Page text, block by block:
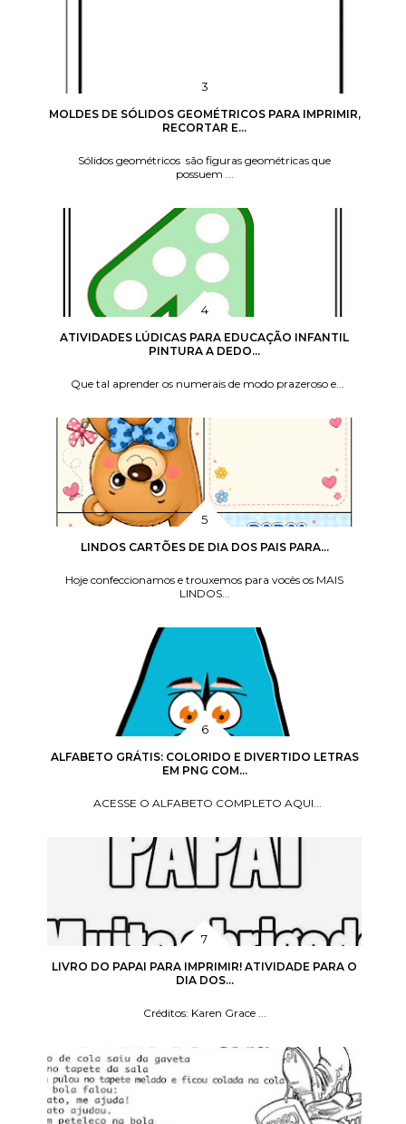
MOLDES DE SÓLIDOS GEOMÉTRICOS PARA IMPRIMIR,
RECORTAR E...
Sólidos geométricos são figuras geométricas que
possuem ...
ATIVIDADES LÚDICAS PARA EDUCAÇÃO INFANTIL
PINTURA A DEDO...
Que tal aprender os numerais de modo prazeroso e...
LINDOS CARTÕES DE DIA DOS PAIS PARA...
Hoje confeccionamos e trouxemos para vocês os MAIS
LINDOS...
ALFABETO GRÁTIS: COLORIDO E DIVERTIDO LETRAS
EM PNG COM...
ACESSE O ALFABETO COMPLETO AQUI...
LIVRO DO PAPAI PARA IMPRIMIR! ATIVIDADE PARA O
DIA DOS...
Créditos: Karen Grace ...